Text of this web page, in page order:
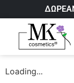
Loading...